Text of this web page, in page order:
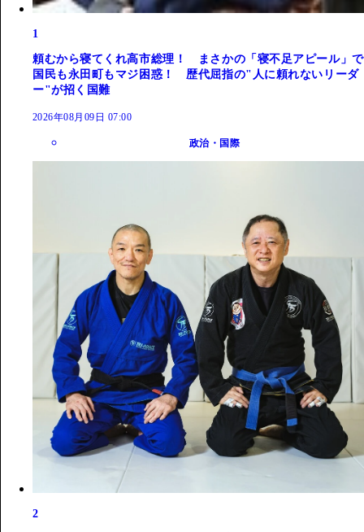
1
頼むから寝てくれ高市総理！ まさかの「寝不足アピール」で
国民も永田町もマジ困惑！ 歴代屈指の"人に頼れないリーダ
ー"が招く国難
2026年08月09日 07:00
政治・国際
2